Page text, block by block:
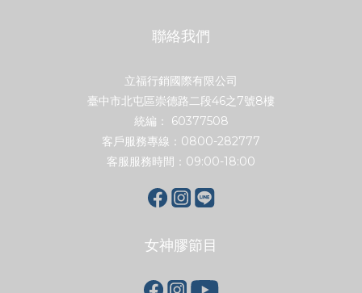
聯絡我們
立福行銷國際有限公司
臺中市北屯區崇德路二段46之7號8樓
統編： 60377508
客戶服務專線：0800-282777
客服服務時間：09:00-18:00
女神膠節目